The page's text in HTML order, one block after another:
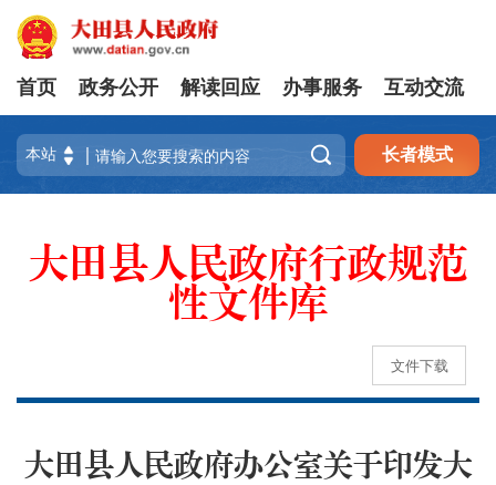
首页 政务公开 解读回应 办事服务 互动交流
 长者模式
大田县人民政府行政规范
性文件库
文件下载
大田县人民政府办公室关于印发大